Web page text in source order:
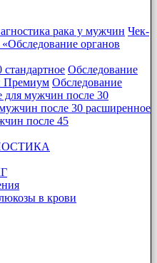
рака у мужчин Чек-
органов
Обследование
Премиум Обследование
для мужчин после 30
после 30 расширенное
после 45
в крови